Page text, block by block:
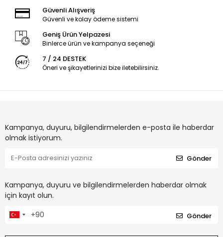
Güvenli Alışveriş
Güvenli ve kolay ödeme sistemi
Geniş Ürün Yelpazesi
Binlerce ürün ve kampanya seçeneği
7 / 24 DESTEK
Öneri ve şikayetlerinizi bize iletebilirsiniz.
Kampanya, duyuru, bilgilendirmelerden e-posta ile haberdar
olmak istiyorum.
Gönder
Kampanya, duyuru ve bilgilendirmelerden haberdar olmak
için kayıt olun.
Gönder